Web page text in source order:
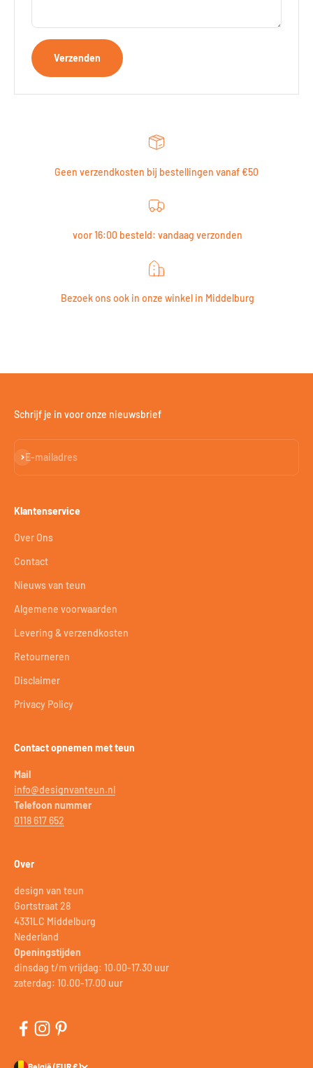
Verzenden
Geen verzendkosten bij bestellingen vanaf €50
voor 16:00 besteld: vandaag verzonden
Bezoek ons ook in onze winkel in Middelburg
Schrijf je in voor onze nieuwsbrief
E-mailadres
Abonneren
Klantenservice
Over Ons
Contact
Nieuws van teun
Algemene voorwaarden
Levering & verzendkosten
Retourneren
Disclaimer
Privacy Policy
Contact opnemen met teun
Mail
info@designvanteun.nl
Telefoon nummer
0118 617 652
Over
design van teun
Gortstraat 28
4331LC Middelburg
Nederland
Openingstijden
dinsdag t/m vrijdag: 10.00-17.30 uur
zaterdag: 10.00-17.00 uur